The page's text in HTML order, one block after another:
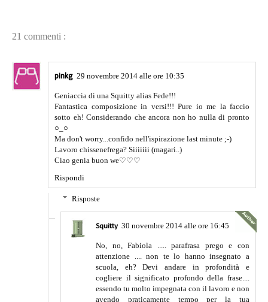
21 commenti :
pinkg 29 novembre 2014 alle ore 10:35
Geniaccia di una Squitty alias Fede!!!
Fantastica composizione in versi!!! Pure io me la faccio
sotto eh! Considerando che ancora non ho nulla di pronto
○_○
Ma don't worry...confido nell'ispirazione last minute ;-)
Lavoro chissenefrega? Siiiiiii (magari..)
Ciao genia buon we♡♡♡
Rispondi
Risposte
Squitty 30 novembre 2014 alle ore 16:45
No, no, Fabiola ..... parafrasa prego e con
attenzione .... non te lo hanno insegnato a
scuola, eh? Devi andare in profondità e
cogliere il significato profondo della frase....
essendo tu molto impegnata con il lavoro e non
avendo praticamente tempo per la tua